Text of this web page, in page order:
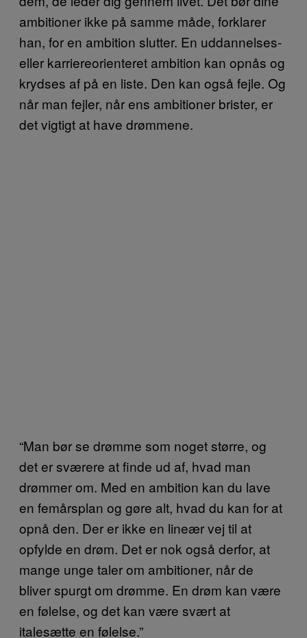
ambitioner ikke på samme måde, forklarer
han, for en ambition slutter. En uddannelses-
eller karriereorienteret ambition kan opnås og
krydses af på en liste. Den kan også fejle. Og
når man fejler, når ens ambitioner brister, er
det vigtigt at have drømmene.
“Man bør se drømme som noget større, og
det er sværere at finde ud af, hvad man
drømmer om. Med en ambition kan du lave
en femårsplan og gøre alt, hvad du kan for at
opnå den. Der er ikke en lineær vej til at
opfylde en drøm. Det er nok også derfor, at
mange unge taler om ambitioner, når de
bliver spurgt om drømme. En drøm kan være
en følelse, og det kan være svært at
italesætte en følelse.”